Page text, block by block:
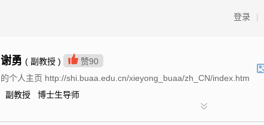
登录 |
谢勇 ( 副教授 ) 赞90
的个人主页 http://shi.buaa.edu.cn/xieyong_buaa/zh_CN/index.htm
副教授 博士生导师